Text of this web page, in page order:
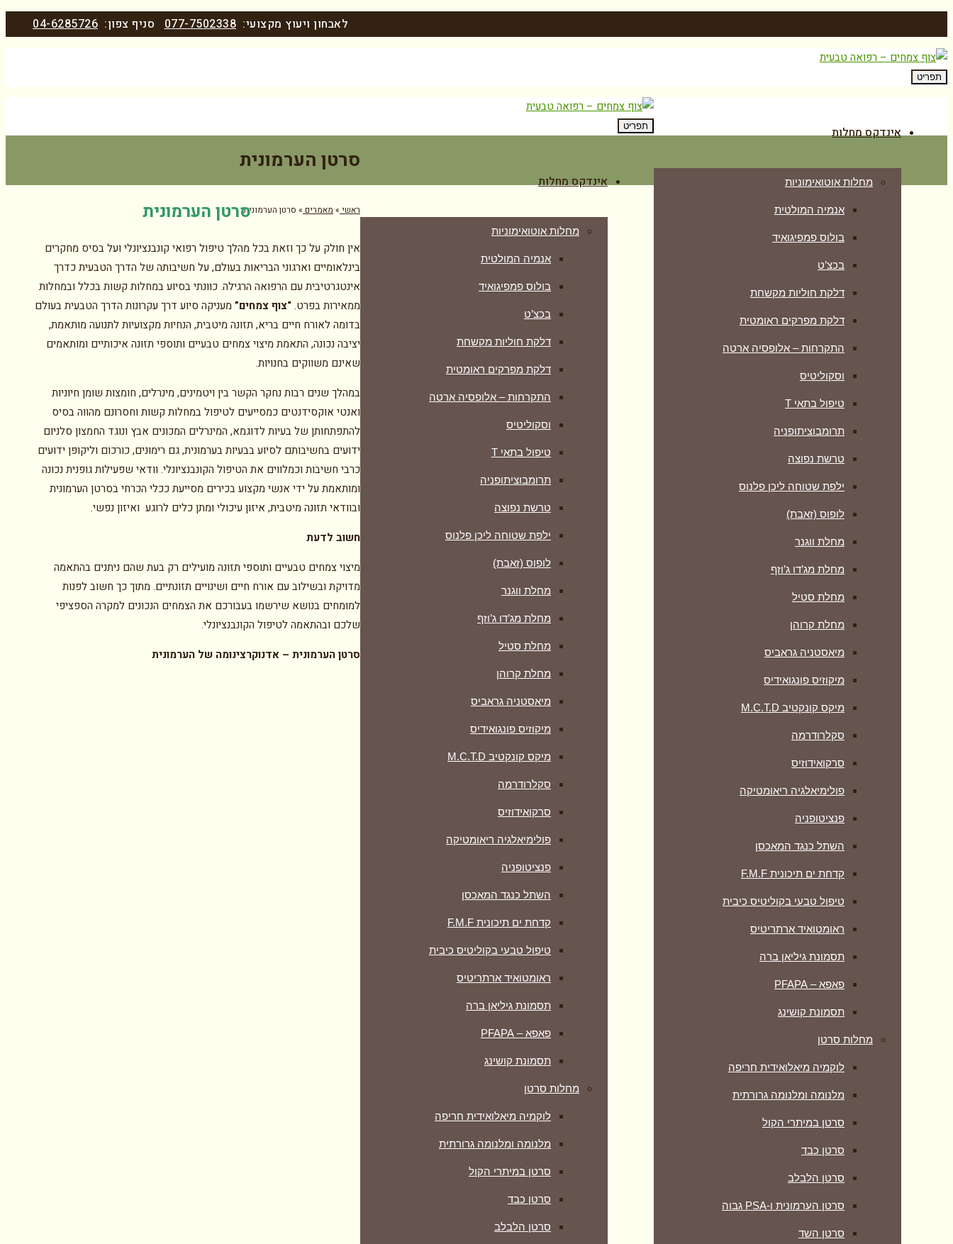
לאבחון ויעוץ מקצועי: 077-7502338 סניף צפון: 04-6285726
תפריט
אינדקס מחלות
מחלות אוטואימוניות
אנמיה המולטית
בולוס פמפיגואיד
בכצ’ט
דלקת חוליות מקשחת
דלקת מפרקים ראומטית
התקרחות – אלופסיה ארטה
וסקוליטיס
טיפול בתאי T
תרומבוציתופניה
טרשת נפוצה
ילפת שטוחה ליכן פלנוס
לופוס (זאבת)
מחלת ווגנר
מחלת מג’דו ג’וזף
מחלת סטיל
מחלת קרוהן
מיאסטניה גראביס
מיקוזיס פונגואידיס
מיקס קונקטיב M.C.T.D
סקלרודרמה
סרקואידוזיס
פולימיאלגיה ריאומטיקה
‏פנציטופניה
השתל כנגד המאכסן
קדחת ים תיכונית F.M.F
טיפול טבעי בקוליטיס כיבית
ראומטואיד ארתריטיס
תסמונת גיליאן ברה
פאפא – PFAPA
תסמונת קושינג
מחלות סרטן
לוקמיה מיאלואידית חריפה
מלנומה ומלנומה גרורתית
סרטן במיתרי הקול
סרטן כבד
סרטן הלבלב
סרטן הערמונית ו-PSA גבוה
סרטן השד
תפריט
אינדקס מחלות
מחלות אוטואימוניות
אנמיה המולטית
בולוס פמפיגואיד
בכצ’ט
דלקת חוליות מקשחת
דלקת מפרקים ראומטית
התקרחות – אלופסיה ארטה
וסקוליטיס
טיפול בתאי T
תרומבוציתופניה
טרשת נפוצה
ילפת שטוחה ליכן פלנוס
לופוס (זאבת)
מחלת ווגנר
מחלת מג’דו ג’וזף
מחלת סטיל
מחלת קרוהן
מיאסטניה גראביס
מיקוזיס פונגואידיס
מיקס קונקטיב M.C.T.D
סקלרודרמה
סרקואידוזיס
פולימיאלגיה ריאומטיקה
‏פנציטופניה
השתל כנגד המאכסן
קדחת ים תיכונית F.M.F
טיפול טבעי בקוליטיס כיבית
ראומטואיד ארתריטיס
תסמונת גיליאן ברה
פאפא – PFAPA
תסמונת קושינג
מחלות סרטן
לוקמיה מיאלואידית חריפה
מלנומה ומלנומה גרורתית
סרטן במיתרי הקול
סרטן כבד
סרטן הלבלב
סרטן הערמונית
ראשי » מאמרים » סרטן הערמוניתסרטן הערמונית
אין חולק על כך וזאת בכל מהלך טיפול רפואי קונבנציונלי ועל בסיס מחקרים
בינלאומיים וארגוני הבריאות בעולם, על חשיבותה של הדרך הטבעית כדרך
אינטגרטיבית עם הרפואה הרגילה. כוונתי בסיוע במחלות קשות בכלל ובמחלות
ממאירות בפרט.“צוף צמחים” מעניקה סיוע דרך עקרונות הדרך הטבעית בעולם
בדומה לאורח חיים בריא, תזונה מיטבית, הנחיות מקצועיות לתנועה מותאמת,
יציבה נכונה, התאמת מיצוי צמחים טבעיים ותוספי תזונה איכותיים ומותאמים
שאינם משווקים בחנויות.
במהלך שנים רבות נחקר הקשר בין ויטמינים, מינרלים, חומצות שומן חיוניות
ואנטי אוקסידנטים כמסייעים לטיפול במחלות קשות וחסרונם מהווה בסיס
להתפתחותן של בעיות לדוגמא, המינרלים המכונים אבץ ונוגד החמצון סלניום
ידועים בחשיבותם לסיוע בבעיות בערמונית, גם רימונים, כורכום וליקופן ידועים
כרבי חשיבות וכמלווים את הטיפול הקונבנציונלי. וודאי שפעילות גופנית נכונה
ומותאמת על ידי אנשי מקצוע בכירים מסייעת ככלי הכרחי בסרטן הערמונית
ובוודאי תזונה מיטבית, איזון עיכולי ומתן כלים לרוגע ואיזון נפשי.
חשוב לדעת
מיצוי צמחים טבעיים ותוספי תזונה מועילים רק בעת שהם ניתנים בהתאמה
מדויקת ובשילוב עם אורח חיים ושינויים תזונתיים. מתוך כך חשוב לפנות
למומחים בנושא שירשמו בעבורכם את הצמחים הנכונים למקרה הספציפי
שלכם ובהתאמה לטיפול הקונבנציונלי.
סרטן הערמונית – אדנוקרצינומה של הערמונית